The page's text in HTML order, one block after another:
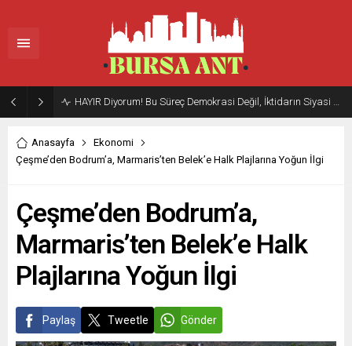
HAYIR Diyorum! Bu Süreç Demokrasi Değil, İktidarın Siyasi Geleceğini Güvenceye Alma Arayışıdır”
Anasayfa
Ekonomi
Çeşme’den Bodrum’a, Marmaris’ten Belek’e Halk Plajlarına Yoğun İlgi
Çeşme’den Bodrum’a,
Marmaris’ten Belek’e Halk
Plajlarına Yoğun İlgi
Paylaş Tweetle Gönder